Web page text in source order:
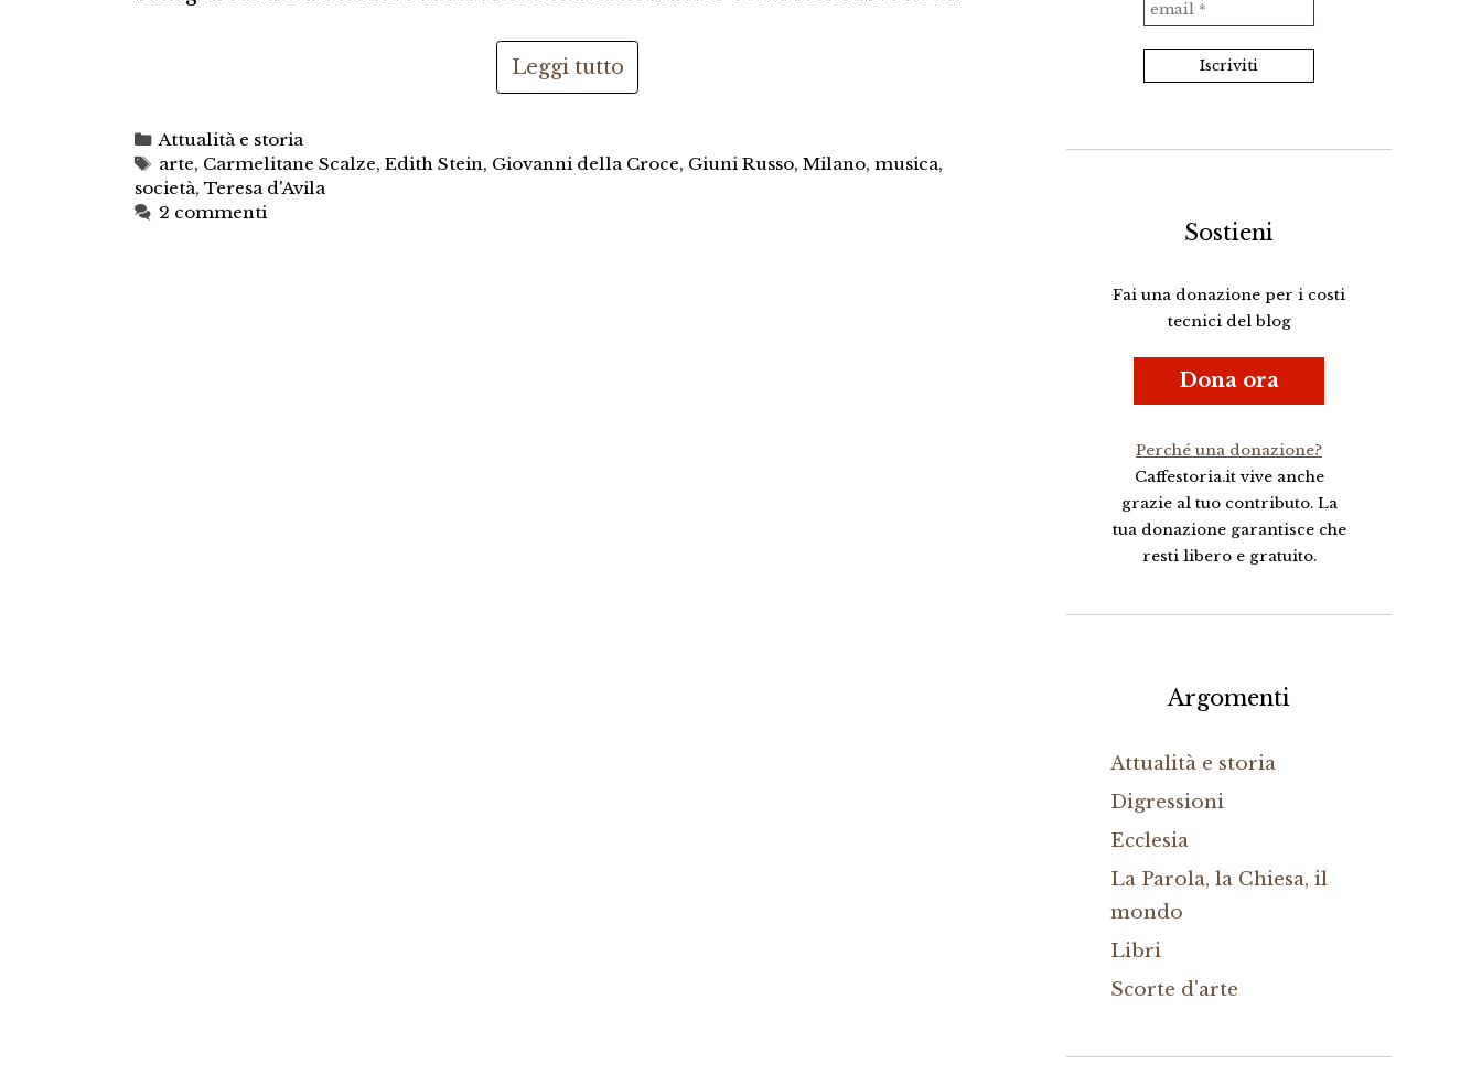
Leggi tutto
Categorie
Attualità e storia
Tag
arte, Carmelitane Scalze,Edith Stein, Giovanni della Croce, Giuni Russo,Milano,musica,
società, Teresa d'Avila
2 commenti
Sostieni
Fai una donazione per i costi
tecnici del blog
Dona ora
Perché una donazione?
Caffestoria.it vive anche
grazie al tuo contributo. La
tua donazione garantisce che
resti libero e gratuito.
Argomenti
Attualità e storia
Digressioni
Ecclesia
La Parola, la Chiesa, il
mondo
Libri
Scorte d'arte